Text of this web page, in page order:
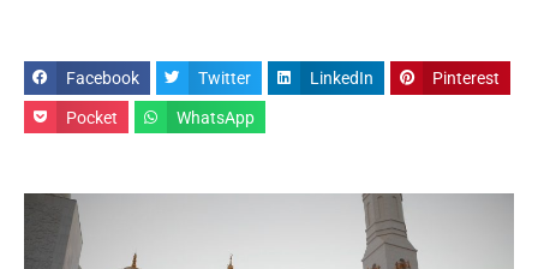
Facebook Twitter LinkedIn Pinterest
Pocket WhatsApp